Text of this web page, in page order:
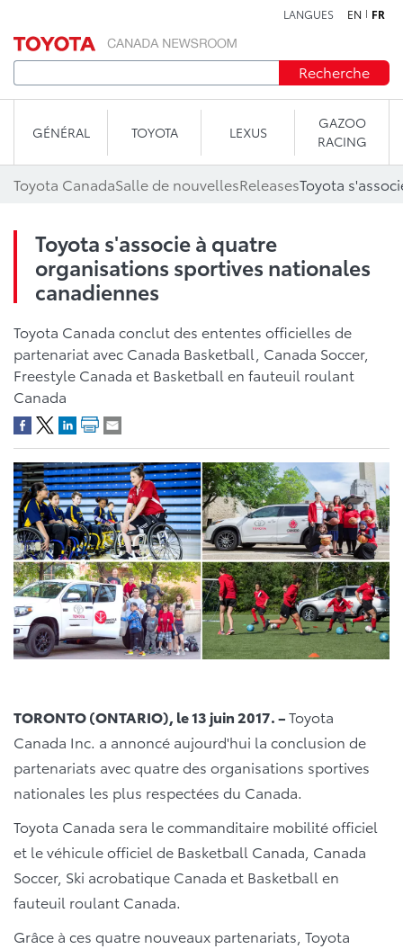
LANGUES EN FR
Recherche
GÉNÉRAL TOYOTA LEXUS
GAZOO
RACING
Toyota CanadaSalle de nouvellesReleases
Toyota s'associe à quatre
organisations sportives nationales
canadiennes
Toyota Canada conclut des ententes officielles de
partenariat avec Canada Basketball, Canada Soccer,
Freestyle Canada et Basketball en fauteuil roulant
Canada
TORONTO (ONTARIO), le 13 juin 2017. –Toyota
Canada Inc. a annoncé aujourd'hui la conclusion de
partenariats avec quatre des organisations sportives
nationales les plus respectées du Canada.
Toyota Canada sera le commanditaire mobilité officiel
et le véhicule officiel de Basketball Canada, Canada
Soccer, Ski acrobatique Canada et Basketball en
fauteuil roulant Canada.
Grâce à ces quatre nouveaux partenariats, Toyota